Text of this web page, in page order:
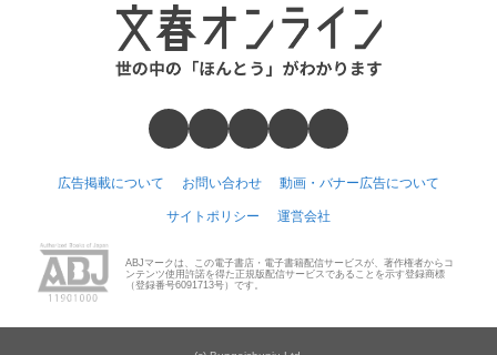
広告掲載について お問い合わせ 動画・バナー広告について
サイトポリシー 運営会社
ABJマークは、この電子書店・電子書籍配信サービスが、著作権者からコ
ンテンツ使用許諾を得た正規版配信サービスであることを示す登録商標
（登録番号6091713号）です。